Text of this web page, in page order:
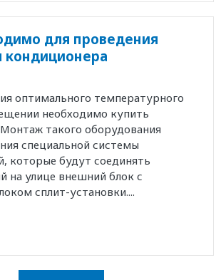
для проведения
кондиционера
оптимального температурного
необходимо купить
такого оборудования
специальной системы
которые будут соединять
на улице внешний блок с
сплит-установки....